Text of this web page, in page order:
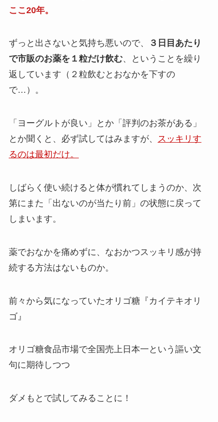
ここ20年。
ずっと出さないと気持ち悪いので、
３日目あたり
で市販のお薬を１粒だけ飲む、ということを繰り
返しています（２粒飲むとおなかを下すの
で…）。
「ヨーグルトが良い」とか「評判のお茶がある」
とか聞くと、必ず試してはみますが、 スッキリす
るのは最初だけ。
しばらく使い続けると体が慣れてしまうのか、次
第にまた「出ないのが当たり前」の状態に戻って
しまいます。
薬でおなかを痛めずに、なおかつスッキリ感が持
続する方法はないものか。
前々から気になっていたオリゴ糖『カイテキオリ
ゴ』
オリゴ糖食品市場で全国売上日本一という謳い文
句に期待しつつ
ダメもとで試してみることに！